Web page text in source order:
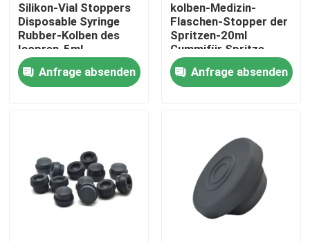
Qualitätskontrolle
Kontakt
Medizinisches Gummistopfen
Silikon-Vial Stoppers
Disposable Syringe
Rubber-Kolben des
Isopren-5ml
Anfrage absenden
kolben-Medizin-
Flaschen-Stopper der
Spritzen-20ml
Gummifür Spritze
Anfrage absenden